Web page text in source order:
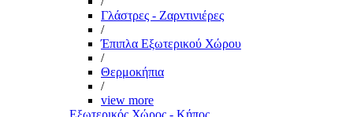
Γλάστρες - Ζαρντινιέρες
/
Έπιπλα Εξωτερικού Χώρου
/
Θερμοκήπια
/
view more
Εξωτερικός Χώρος - Κήπος